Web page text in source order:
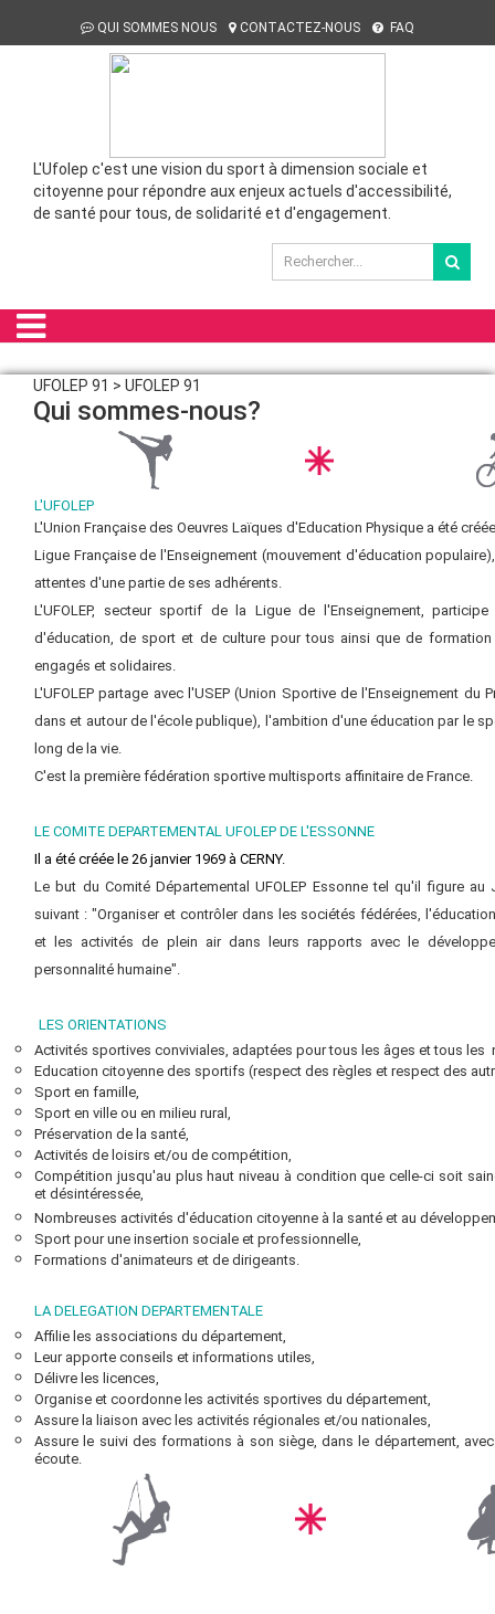
QUI SOMMES NOUS CONTACTEZ-NOUS FAQ
L'Ufolep c'est une vision du sport à dimension sociale et
citoyenne pour répondre aux enjeux actuels d'accessibilité,
de santé pour tous, de solidarité et d'engagement.
UFOLEP 91 > UFOLEP 91
Qui sommes-nous?
L'UFOLEP
L'Union Française des Oeuvres Laïques d'Education Physique a été
Ligue Française de l'Enseignement (mouvement d'éducation
attentes d'une partie de ses adhérents.
L'UFOLEP, secteur sportif de la Ligue de l'Enseignement,
d'éducation, de sport et de culture pour tous ainsi que de formation
engagés et solidaires.
L'UFOLEP partage avec l'USEP (Union Sportive de l'Enseignement du
dans et autour de l'école publique), l'ambition d'une éducation par le
long de la vie.
C'est la première fédération sportive multisports affinitaire de France.
LE COMITE DEPARTEMENTAL UFOLEP DE L'ESSONNE
Il a été créée le 26 janvier 1969 à CERNY.
Le but du Comité Départemental UFOLEP Essonne tel qu'il figure au
suivant : "Organiser et contrôler dans les sociétés fédérées,
et les activités de plein air dans leurs rapports avec le
personnalité humaine".
LES ORIENTATIONS
Activités sportives conviviales, adaptées pour tous les âges et tous les
Education citoyenne des sportifs (respect des règles et respect des
Sport en famille,
Sport en ville ou en milieu rural,
Préservation de la santé,
Activités de loisirs et/ou de compétition,
Compétition jusqu'au plus haut niveau à condition que celle-ci soit
et désintéressée,
Nombreuses activités d'éducation citoyenne à la santé et au
Sport pour une insertion sociale et professionnelle,
Formations d'animateurs et de dirigeants.
LA DELEGATION DEPARTEMENTALE
Affilie les associations du département,
Leur apporte conseils et informations utiles,
Délivre les licences,
Organise et coordonne les activités sportives du département,
Assure la liaison avec les activités régionales et/ou nationales,
Assure le suivi des formations à son siège, dans le département,
écoute.